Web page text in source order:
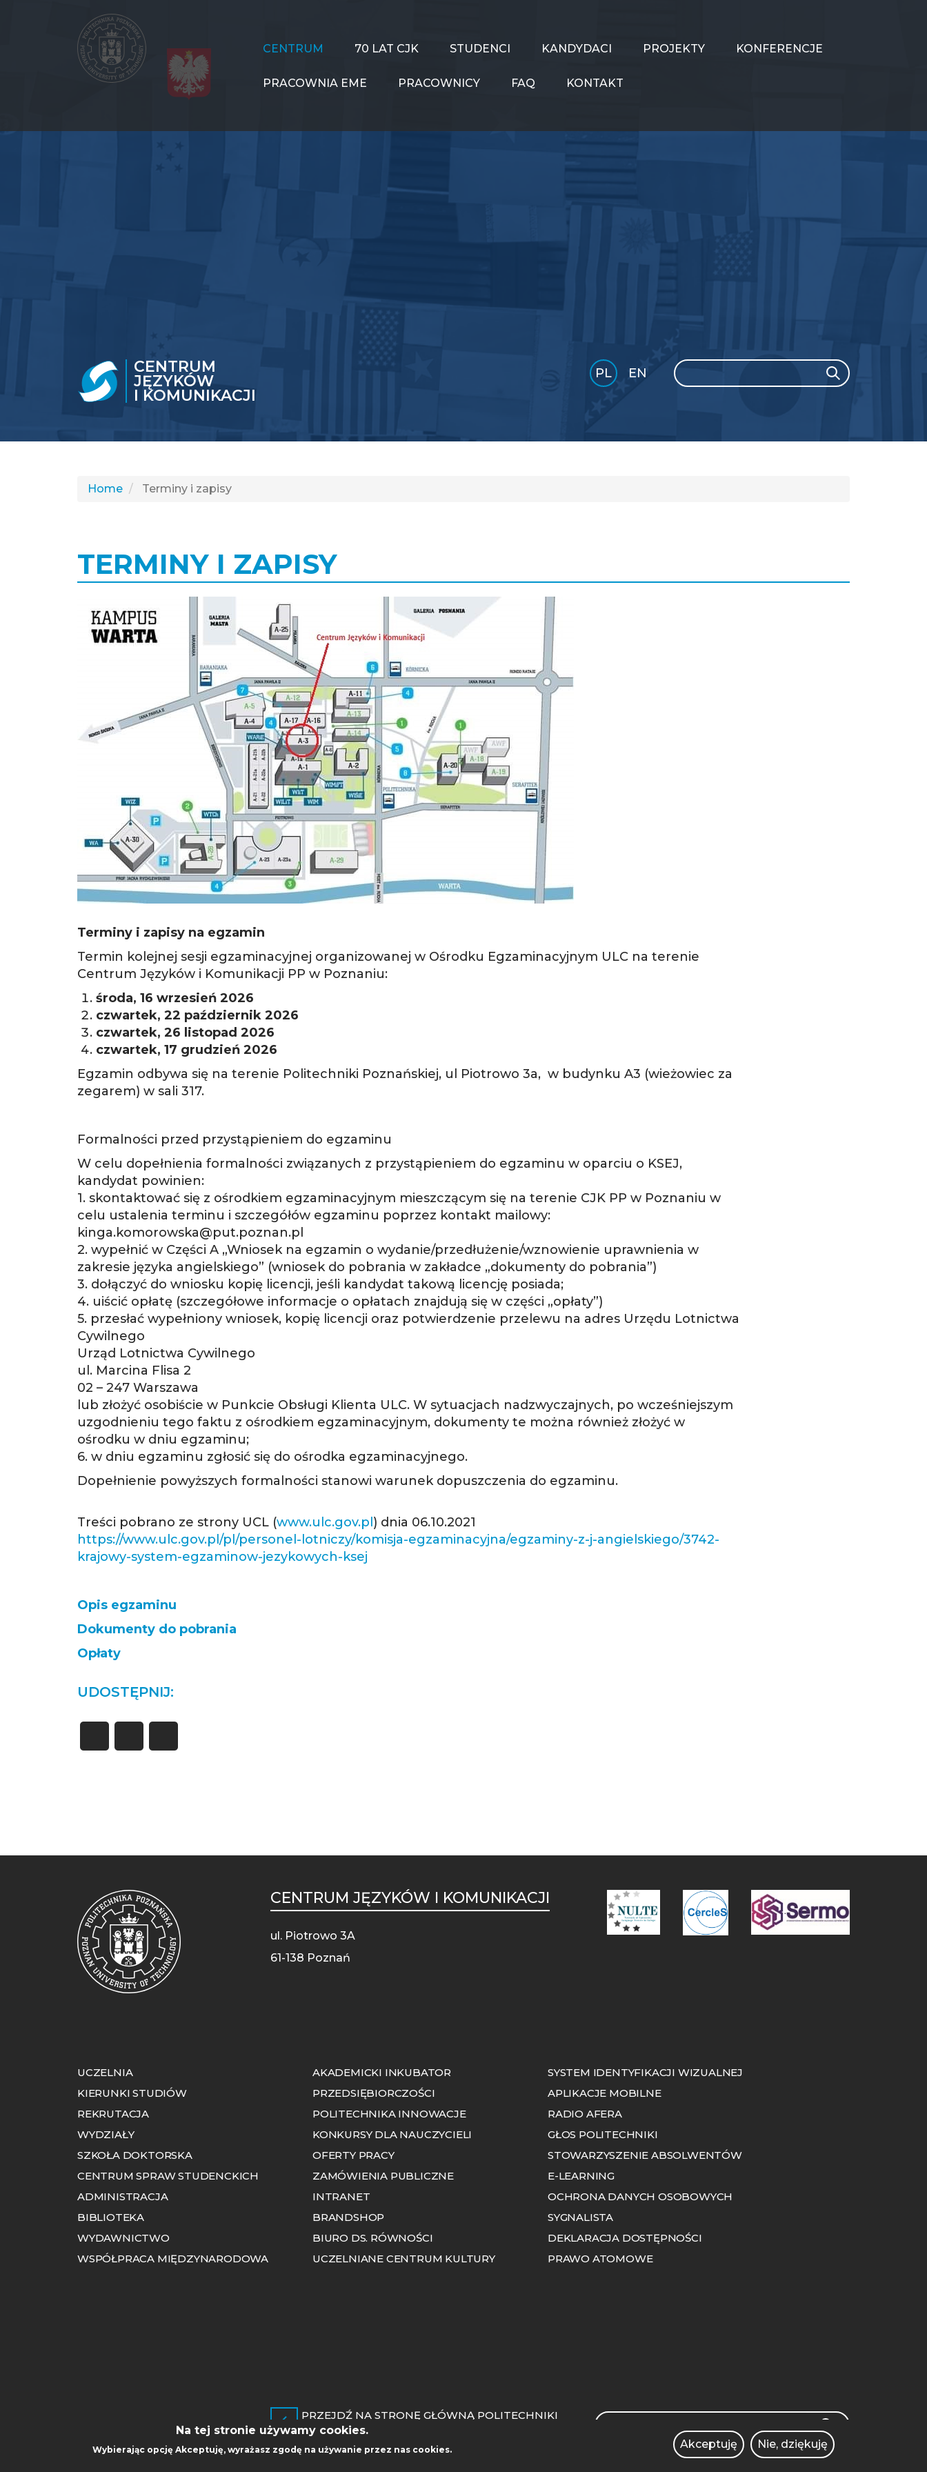
CENTRUM 70 LAT CJK STUDENCI KANDYDACI PROJEKTY KONFERENCJE
PRACOWNIA EME PRACOWNICY FAQ KONTAKT
CENTRUM
JĘZYKÓW
I KOMUNIKACJI
Search Search
PL
EN
GLI
Home Terminy i zapisy
UDOSTĘPNIJ:
TERMINY I ZAPISY
Terminy i zapisy na egzamin
Termin kolejnej sesji egzaminacyjnej organizowanej w Ośrodku Egzaminacyjnym ULC na terenie
Centrum Języków i Komunikacji PP w Poznaniu:
środa, 16 wrzesień 2026
czwartek, 22 październik 2026
czwartek, 26 listopad 2026
czwartek, 17 grudzień 2026
Egzamin odbywa się na terenie Politechniki Poznańskiej, ul Piotrowo 3a, w budynku A3 (wieżowiec za
zegarem) w sali 317.
Formalności przed przystąpieniem do egzaminu
W celu dopełnienia formalności związanych z przystąpieniem do egzaminu w oparciu o KSEJ,
kandydat powinien:
1. skontaktować się z ośrodkiem egzaminacyjnym mieszczącym się na terenie CJK PP w Poznaniu w
celu ustalenia terminu i szczegółów egzaminu poprzez kontakt mailowy:
kinga.komorowska@put.poznan.pl
2. wypełnić w Części A „Wniosek na egzamin o wydanie/przedłużenie/wznowienie uprawnienia w
zakresie języka angielskiego” (wniosek do pobrania w zakładce „dokumenty do pobrania”)
3. dołączyć do wniosku kopię licencji, jeśli kandydat takową licencję posiada;
4. uiścić opłatę (szczegółowe informacje o opłatach znajdują się w części „opłaty”)
5. przesłać wypełniony wniosek, kopię licencji oraz potwierdzenie przelewu na adres Urzędu Lotnictwa
Cywilnego
Urząd Lotnictwa Cywilnego
ul. Marcina Flisa 2
02 – 247 Warszawa
lub złożyć osobiście w Punkcie Obsługi Klienta ULC. W sytuacjach nadzwyczajnych, po wcześniejszym
uzgodnieniu tego faktu z ośrodkiem egzaminacyjnym, dokumenty te można również złożyć w
ośrodku w dniu egzaminu;
6. w dniu egzaminu zgłosić się do ośrodka egzaminacyjnego.
Dopełnienie powyższych formalności stanowi warunek dopuszczenia do egzaminu.
Treści pobrano ze strony UCL (www.ulc.gov.pl ) dnia 06.10.2021
https://www.ulc.gov.pl/pl/personel-lotniczy/komisja-egzaminacyjna/egzaminy-z-j-angielskiego/3742-
krajowy-system-egzaminow-jezykowych-ksej
Opis egzaminu
Dokumenty do pobrania
Opłaty
CENTRUM JĘZYKÓW I KOMUNIKACJI
ul. Piotrowo 3A
61-138 Poznań
STOPKA
MOBILE
UCZELNIA
KIERUNKI STUDIÓW
REKRUTACJA
WYDZIAŁY
SZKOŁA DOKTORSKA
CENTRUM SPRAW STUDENCKICH
ADMINISTRACJA
BIBLIOTEKA
WYDAWNICTWO
WSPÓŁPRACA MIĘDZYNARODOWA
AKADEMICKI INKUBATOR
PRZEDSIĘBIORCZOŚCI
POLITECHNIKA INNOWACJE
KONKURSY DLA NAUCZYCIELI
OFERTY PRACY
ZAMÓWIENIA PUBLICZNE
INTRANET
BRANDSHOP
BIURO DS. RÓWNOŚCI
UCZELNIANE CENTRUM KULTURY
SYSTEM IDENTYFIKACJI WIZUALNEJ
APLIKACJE MOBILNE
RADIO AFERA
GŁOS POLITECHNIKI
STOWARZYSZENIE ABSOLWENTÓW
E-LEARNING
OCHRONA DANYCH OSOBOWYCH
SYGNALISTA
DEKLARACJA DOSTĘPNOŚCI
PRAWO ATOMOWE
PRZEJDŹ NA STRONĘ GŁÓWNĄ POLITECHNIKI
POZNAŃSKIEJ
Search
Na tej stronie używamy cookies.
Wybierając opcjęAkceptuję, wyrażasz zgodę na używanie przez nas cookies. Akceptuję Nie, dziękuję